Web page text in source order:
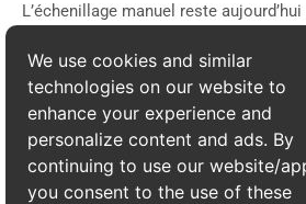
L’échenillage manuel reste aujourd’hui
pour éliminer rapidement
chenilles processionnaires.
We use cookies and similar
technologies on our website to
enhance your experience and
personalize content and ads. By
continuing to use our website/
you consent to the use of these